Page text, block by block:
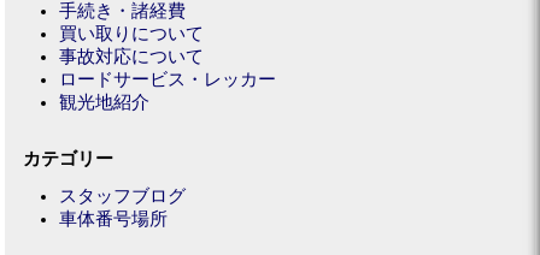
手続き・諸経費
買い取りについて
事故対応について
ロードサービス・レッカー
観光地紹介
カテゴリー
スタッフブログ
車体番号場所